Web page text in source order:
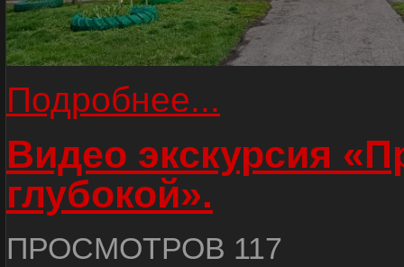
Подробнее...
Видео экскурсия
глубокой».
ПРОСМОТРОВ 117